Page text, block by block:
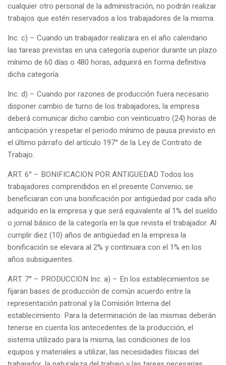
cualquier otro personal de la administración, no podrán realizar
trabajos que estén reservados a los trabajadores de la misma.
Inc. c) – Cuando un trabajador realizara en el año calendario
las tareas previstas en una categoría superior durante un plazo
mínimo de 60 días o 480 horas, adquirirá en forma definitiva
dicha categoría.
Inc. d) – Cuando por razones de producción fuera necesario
disponer cambio de turno de los trabajadores, la empresa
deberá comunicar dicho cambio con veinticuatro (24) horas de
anticipación y respetar el periodo mínimo de pausa previsto en
el último párrafo del artículo 197° de la Ley de Contrato de
Trabajo.
ART. 6° – BONIFICACION POR ANTIGUEDAD Todos los
trabajadores comprendidos en el presente Convenio, se
beneficiaran con una bonificación por antigüedad por cada año
adquirido en la empresa y que será equivalente al 1% del sueldo
o jornal básico de la categoría en la que revista el trabajador. Al
cumplir diez (10) años de antigüedad en la empresa la
bonificación se elevara al 2% y continuara con el 1% en los
años subsiguientes.
ART. 7° – PRODUCCION Inc. a) – En los establecimientos se
fijaran bases de producción de común acuerdo entre la
representación patronal y la Comisión Interna del
establecimiento. Para la determinación de las mismas deberán
tenerse en cuenta los antecedentes de la producción, el
sistema utilizado para la misma, las condiciones de los
equipos y materiales a utilizar, las necesidades físicas del